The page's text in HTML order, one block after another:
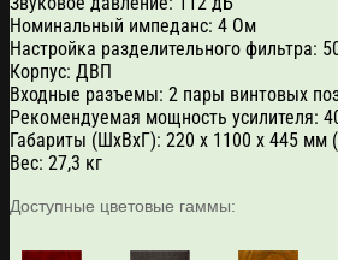
Номинальный импеданс: 4 Ом
Настройка разделительного фильтра:
Корпус: ДВП
Входные разъемы: 2 пары винтовых
Рекомендуемая мощность усилителя:
Габариты (ШхВхГ): 220 x 1100 x 445 мм
Вес: 27,3 кг
Доступные цветовые гаммы: